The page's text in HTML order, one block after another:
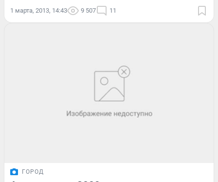
1 марта, 2013, 14:43 9 507 11
ГОРОД